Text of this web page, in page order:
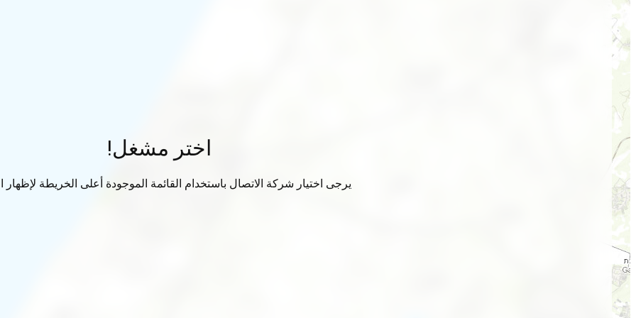
اختر مشغل!
يرجى اختيار شركة الاتصال باستخدام القائمة الموجودة أعلى الخريطة لإظهار